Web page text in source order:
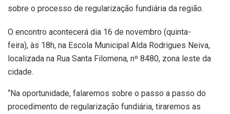
sobre o processo de regularização fundiária da região.
O encontro acontecerá dia 16 de novembro (quinta-
feira), às 18h, na Escola Municipal Alda Rodrigues Neiva,
localizada na Rua Santa Filomena, nº 8480, zona leste da
cidade.
“Na oportunidade, falaremos sobre o passo a passo do
procedimento de regularização fundiária, tiraremos as